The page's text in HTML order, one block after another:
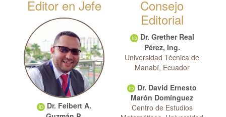
Editor en Jefe
Dr. Feibert A.
Consejo
Editorial
Dr. Grether Real
Pérez, Ing.
Universidad Técnica de
Manabí, Ecuador
Dr. David Ernesto
Marón Domínguez
Centro de Estudios